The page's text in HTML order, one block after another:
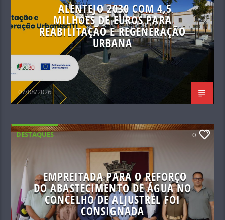
ALENTEJO 2030 COM 4,5
MILHÕES DE EUROS PARA
REABILITAÇÃO E REGENERAÇÃO
URBANA
07/08/2026
DESTAQUES 0
EMPREITADA PARA O REFORÇO
DO ABASTECIMENTO DE ÁGUA NO
CONCELHO DE ALJUSTREL FOI
CONSIGNADA